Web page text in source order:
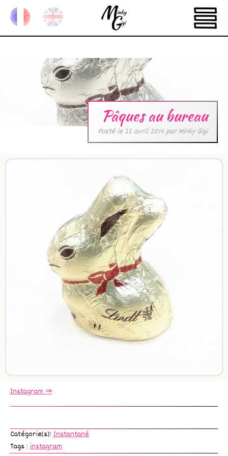
Pâques au bureau
Posté le22 avril 2014parMinky Gigi
Instagram ⇒
Catégorie(s): Instantané
Tags : instagram